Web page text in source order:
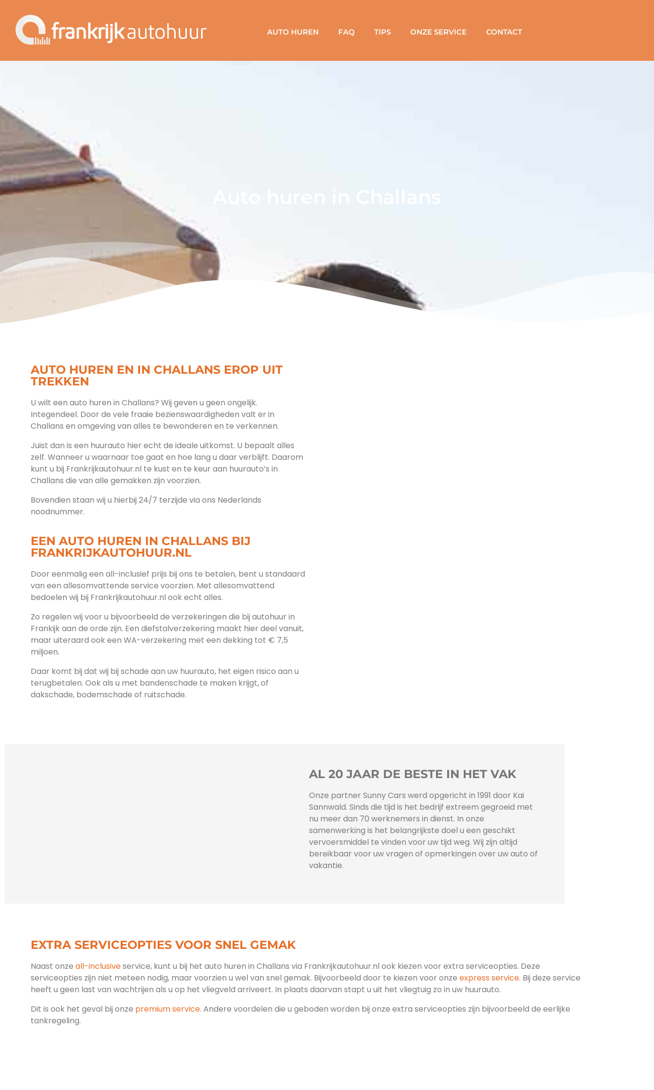
AUTO HUREN FAQ TIPS ONZE SERVICE CONTACT
AUTO HUREN EN IN CHALLANS EROP UIT
TREKKEN
U wilt een auto huren in Challans? Wij geven u geen ongelijk.
Integendeel. Door de vele fraaie bezienswaardigheden valt er in
Challans en omgeving van alles te bewonderen en te verkennen.
Juist dan is een huurauto hier echt de ideale uitkomst. U bepaalt alles
zelf. Wanneer u waarnaar toe gaat en hoe lang u daar verblijft. Daarom
kunt u bij Frankrijkautohuur.nl te kust en te keur aan huurauto’s in
Challans die van alle gemakken zijn voorzien.
Bovendien staan wij u hierbij 24/7 terzijde via ons Nederlands
noodnummer.
EEN AUTO HUREN IN CHALLANS BIJ
FRANKRIJKAUTOHUUR.NL
Door eenmalig een all-inclusief prijs bij ons te betalen, bent u standaard
van een allesomvattende service voorzien. Met allesomvattend
bedoelen wij bij Frankrijkautohuur.nl ook echt alles.
Zo regelen wij voor u bijvoorbeeld de verzekeringen die bij autohuur in
Frankijk aan de orde zijn. Een diefstalverzekering maakt hier deel vanuit,
maar uiteraard ook een WA-verzekering met een dekking tot € 7,5
miljoen.
Daar komt bij dat wij bij schade aan uw huurauto, het eigen risico aan u
terugbetalen. Ook als u met bandenschade te maken krijgt, of
dakschade, bodemschade of ruitschade.
AL 20 JAAR DE BESTE IN HET VAK
Onze partner Sunny Cars werd opgericht in 1991 door Kai
Sannwald. Sinds die tijd is het bedrijf extreem gegroeid met
nu meer dan 70 werknemers in dienst. In onze
samenwerking is het belangrijkste doel u een geschikt
vervoersmiddel te vinden voor uw tijd weg. Wij zijn altijd
bereikbaar voor uw vragen of opmerkingen over uw auto of
vakantie.
EXTRA SERVICEOPTIES VOOR SNEL GEMAK
Naast onze all-inclusiveservice, kunt u bij het auto huren in Challans via Frankrijkautohuur.nl ook kiezen voor extra serviceopties. Deze
serviceopties zijn niet meteen nodig, maar voorzien u wel van snel gemak. Bijvoorbeeld door te kiezen voor onze express service. Bij deze service
heeft u geen last van wachtrijen als u op het vliegveld arriveert. In plaats daarvan stapt u uit het vliegtuig zo in uw huurauto.
Dit is ook het geval bij onze premium service. Andere voordelen die u geboden worden bij onze extra serviceopties zijn bijvoorbeeld de eerlijke
tankregeling.